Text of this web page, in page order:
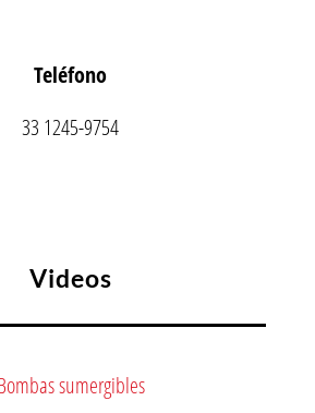
Teléfono
33 1245-9754
Videos
sumergibles